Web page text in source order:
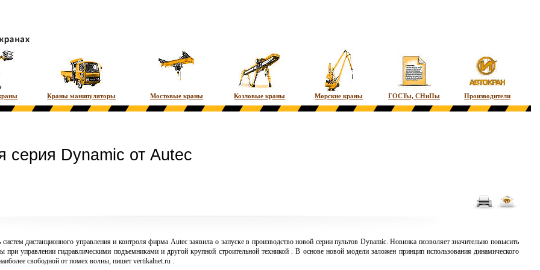
Краны манипуляторы Мостовые краны Козловые краны Морские краны ГОСТы, СНиПы Производители
серия Dynamic от Autec
дистанционного управления и контроля фирма Autec заявила о запуске в производство новой серии пультов Dynamic. Новинка позволяет значительно повысить
при управлении гидравлическими подъемниками и другой крупной строительной техникой. В основе новой модели заложен принцип использования динамического
свободной от помех волны, пишет vertikalnet.ru .